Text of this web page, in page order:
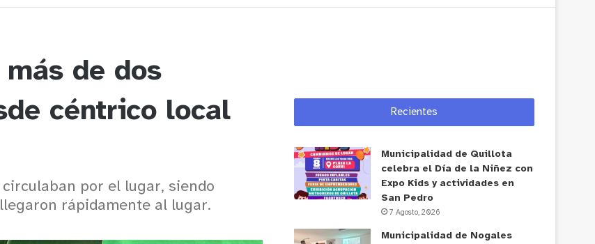
de dos
céntrico local
por el lugar, siendo
rápidamente al lugar.
Recientes
Municipalidad de Quillota
celebra el Día de la Niñez con
Expo Kids y actividades en
San Pedro
7 Agosto, 2026
Municipalidad de Nogales